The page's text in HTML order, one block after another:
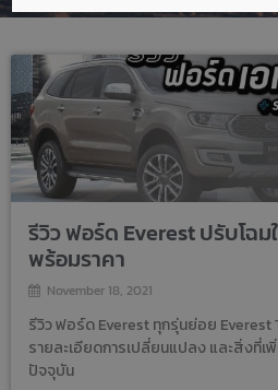
รีวิว ฟอร์ด Everest ปรับโฉ
พร้อมราคา
November 18, 2021
รีวิว ฟอร์ด Everest ทุกรุ่นย่อย Everest
รายละเอียดการเปลี่ยนแปลง และสิ่งที่เ
ปัจจุบัน